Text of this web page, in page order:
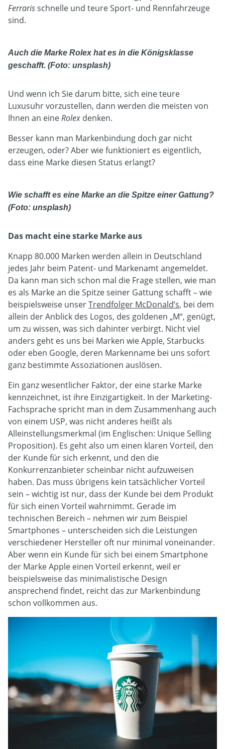
Ferrarisschnelle und teure Sport- und Rennfahrzeuge
sind.
Auch die Marke Rolex hat es in die Königsklasse
geschafft. (Foto: unsplash)
Und wenn ich Sie darum bitte, sich eine teure
Luxusuhr vorzustellen, dann werden die meisten von
Ihnen an eineRolex denken.
Besser kann man Markenbindung doch gar nicht
erzeugen, oder? Aber wie funktioniert es eigentlich,
dass eine Marke diesen Status erlangt?
Wie schafft es eine Marke an die Spitze einer Gattung?
(Foto: unsplash)
Das macht eine starke Marke aus
Knapp 80.000 Marken werden allein in Deutschland
jedes Jahr beim Patent- und Markenamt angemeldet.
Da kann man sich schon mal die Frage stellen, wie man
es als Marke an die Spitze seiner Gattung schafft – wie
beispielsweise unserTrendfolger McDonald’s, bei dem
allein der Anblick des Logos, des goldenen „M“, genügt,
um zu wissen, was sich dahinter verbirgt. Nicht viel
anders geht es uns bei Marken wie Apple, Starbucks
oder eben Google, deren Markenname bei uns sofort
ganz bestimmte Assoziationen auslösen.
Ein ganz wesentlicher Faktor, der eine starke Marke
kennzeichnet, ist ihre Einzigartigkeit. In der Marketing-
Fachsprache spricht man in dem Zusammenhang auch
von einem USP, was nicht anderes heißt als
Alleinstellungsmerkmal (im Englischen: Unique Selling
Proposition). Es geht also um einen klaren Vorteil, den
der Kunde für sich erkennt, und den die
Konkurrenzanbieter scheinbar nicht aufzuweisen
haben. Das muss übrigens kein tatsächlicher Vorteil
sein – wichtig ist nur, dass der Kunde bei dem Produkt
für sich einen Vorteil wahrnimmt. Gerade im
technischen Bereich – nehmen wir zum Beispiel
Smartphones – unterscheiden sich die Leistungen
verschiedener Hersteller oft nur minimal voneinander.
Aber wenn ein Kunde für sich bei einem Smartphone
der Marke Apple einen Vorteil erkennt, weil er
beispielsweise das minimalistische Design
ansprechend findet, reicht das zur Markenbindung
schon vollkommen aus.